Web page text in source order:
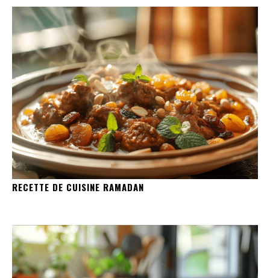
RECETTE DE CUISINE RAMADAN